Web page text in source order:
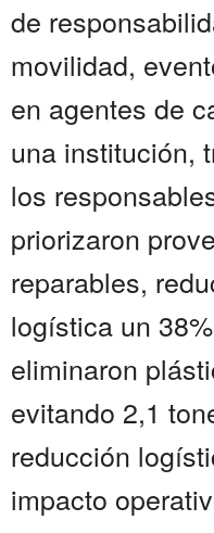
de
movilidad,
en agentes de
una institución,
los
priorizaron
reparables,
logística un
eliminaron
evitando 2,1
reducción
impacto